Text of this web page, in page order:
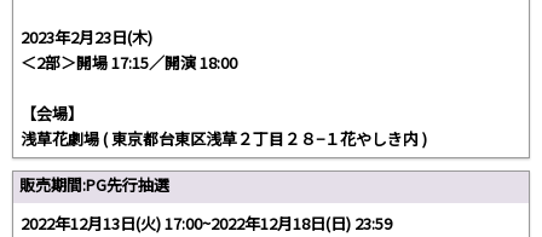
2023年2月23日(木)
＜2部＞開場 17:15／開演 18:00
【会場】
浅草花劇場 ( 東京都台東区浅草２丁目２８−１花やしき内 )
販売期間:PG先行抽選
2022年12月13日(火) 17:00~2022年12月18日(日) 23:59